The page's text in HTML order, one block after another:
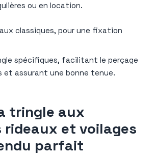
ou en location.
classiques, pour une fixation
spécifiques, facilitant le perçage
et assurant une bonne tenue.
tringle aux
et voilages
parfait